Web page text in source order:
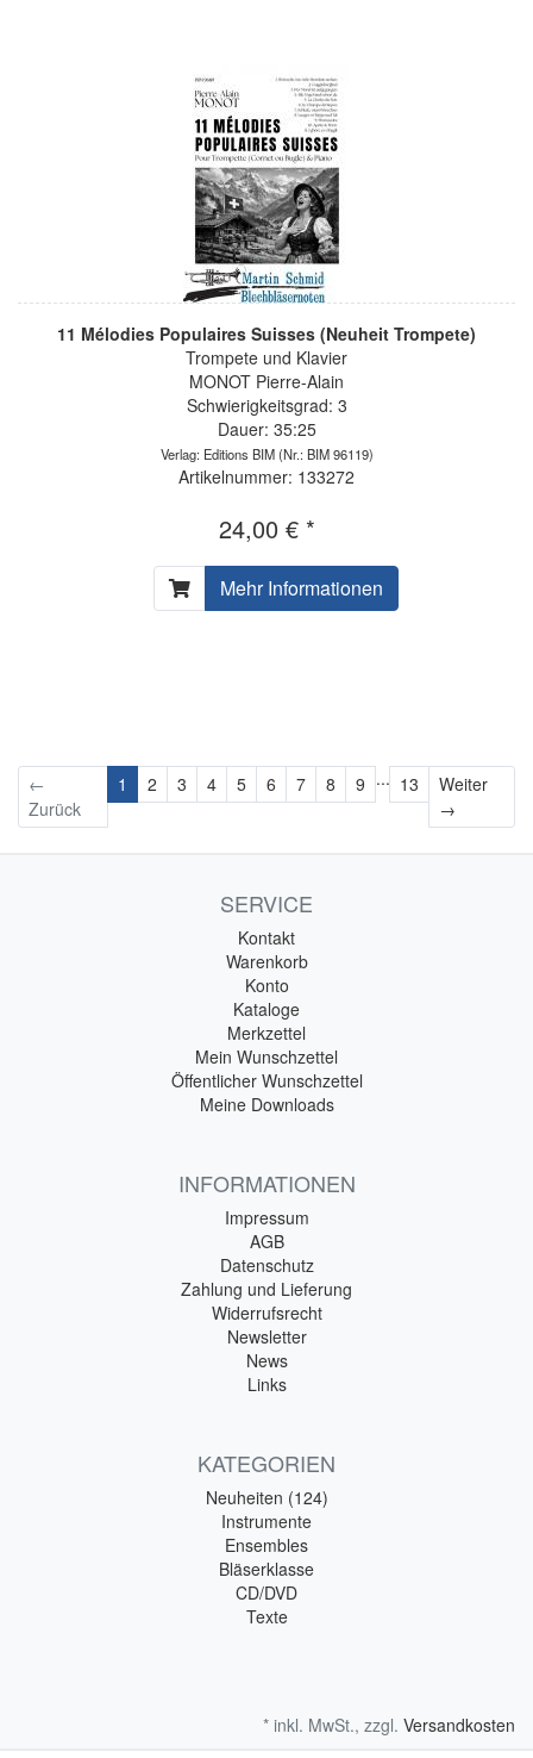
11 Mélodies Populaires Suisses (Neuheit Trompete)
Trompete und Klavier
MONOT Pierre-Alain
Schwierigkeitsgrad: 3
Dauer: 35:25
Verlag: Editions BIM(Nr.: BIM 96119)
Artikelnummer: 133272
24,00 € *
Mehr Informationen
←
Zurück
1 2 3 4 5 6 7 8 9 ... 13
Weiter
→Weiter
SERVICE
Kontakt
Warenkorb
Konto
Kataloge
Merkzettel
Mein Wunschzettel
Öffentlicher Wunschzettel
Meine Downloads
INFORMATIONEN
Impressum
AGB
Datenschutz
Zahlung und Lieferung
Widerrufsrecht
Newsletter
News
Links
KATEGORIEN
Neuheiten (124)
Instrumente
Ensembles
Bläserklasse
CD/DVD
Texte
* inkl. MwSt., zzgl. Versandkosten